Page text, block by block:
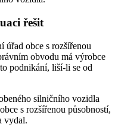
řešit
úřad obce s rozšířenou
obvodu má výrobce
podnikání, liší-li se od
silničního vozidla
s rozšířenou působností,
vydal.